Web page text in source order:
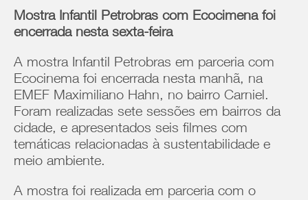
Mostra Infantil Petrobras com Ecocimena foi
encerrada nesta sexta-feira
A mostra Infantil Petrobras em parceria com
Ecocinema foi encerrada nesta manhã, na
EMEF Maximiliano Hahn, no bairro Carniel.
Foram realizadas sete sessões em bairros da
cidade, e apresentados seis filmes com
temáticas relacionadas à sustentabilidade e
meio ambiente.
A mostra foi realizada em parceria com o